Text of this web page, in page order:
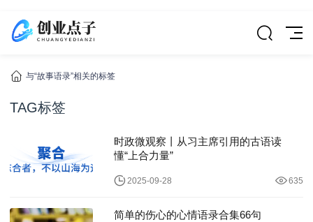
与“故事语录”相关的标签
TAG标签
时政微观察丨从习主席引用的古语读
懂“上合力量”
2025-09-28 635
简单的伤心的心情语录合集66句